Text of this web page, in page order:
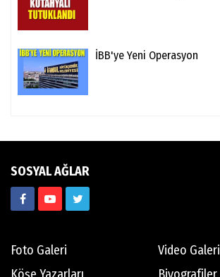
İBB'ye Yeni Operasyon
SOSYAL AĞLAR
Foto Galeri
Video Galeri